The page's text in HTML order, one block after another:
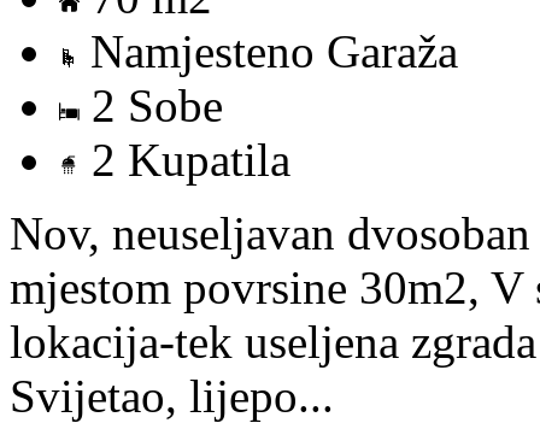
Namjesteno Garaža
2 Sobe
2 Kupatila
Nov, neuseljavan
mjestom povrsine 30m2,
lokacija-tek useljena
Svijetao, lijepo...